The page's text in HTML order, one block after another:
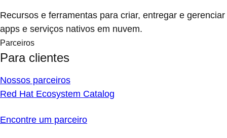
Recursos e ferramentas para criar, entregar e gerenciar
apps e serviços nativos em nuvem.
Parceiros
Para clientes
Nossos parceiros
Red Hat Ecosystem Catalog
Encontre um parceiro